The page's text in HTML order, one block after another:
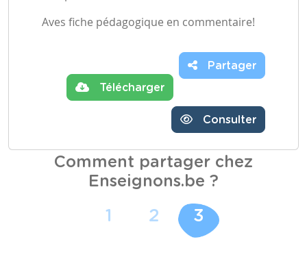
Aves fiche pédagogique en commentaire!
Télécharger
Partager
Consulter
Comment partager chez
Enseignons.be ?
1 2 3